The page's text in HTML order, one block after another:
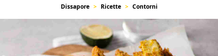
Dissapore Ricette Contorni